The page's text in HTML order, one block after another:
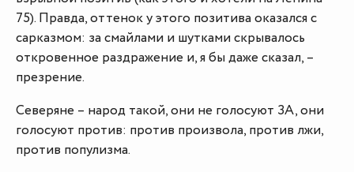
75). Правда, оттенок у этого позитива оказался с
сарказмом: за смайлами и шутками скрывалось
откровенное раздражение и, я бы даже сказал, –
презрение.
Северяне – народ такой, они не голосуют ЗА, они
голосуют против: против произвола, против лжи,
против популизма.